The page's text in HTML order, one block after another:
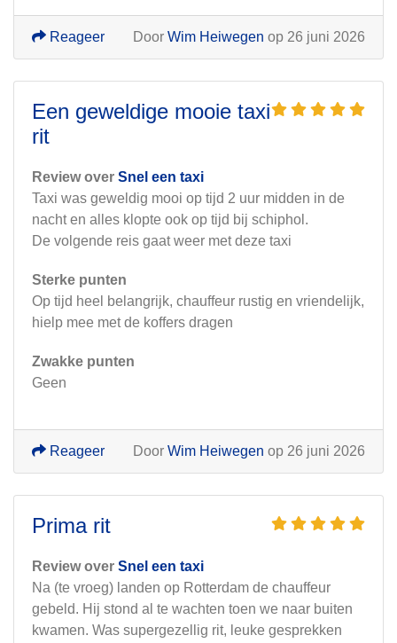
Door Wim Heiwegen op 26 juni 2026
Reageer
Een geweldige mooie taxi
rit
Review over Snel een taxi
Taxi was geweldig mooi op tijd 2 uur midden in de
nacht en alles klopte ook op tijd bij schiphol.
De volgende reis gaat weer met deze taxi
Sterke punten
Op tijd heel belangrijk, chauffeur rustig en vriendelijk,
hielp mee met de koffers dragen
Zwakke punten
Geen
Door Wim Heiwegen op 26 juni 2026
Reageer
Prima rit
Review over Snel een taxi
Na (te vroeg) landen op Rotterdam de chauffeur
gebeld. Hij stond al te wachten toen we naar buiten
kwamen. Was supergezellig rit, leuke gesprekken